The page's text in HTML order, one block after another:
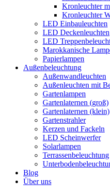
Kronleuchter
Kronleuchter
LED Einbauleuchten
LED Deckenleuchten
LED
Marokkanische
Papierlampen
Außenbeleuchtung
Außenwandleuchten
Außenleuchten mit
Gartenlampen
Gartenlaternen (groß)
Gartenlaternen (klein)
Gartenstrahler
Kerzen und Fackeln
LED Scheinwerfer
Solarlampen
Terrassenbeleuchtung
Blog
Über uns